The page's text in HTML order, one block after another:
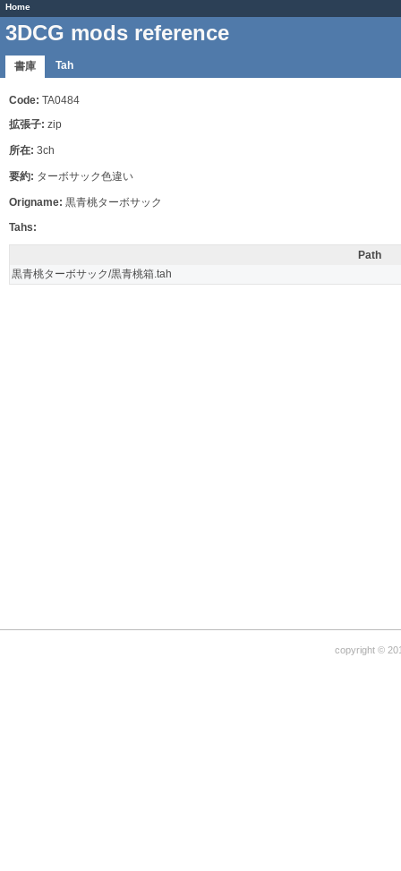
Home
3DCG mods reference
書庫 Tah
Code: TA0484
拡張子: zip
所在: 3ch
要約: ターボサック色違い
Origname: 黒青桃ターボサック
Tahs:
Path
黒青桃ターボサック/黒青桃箱.tah
copyright ©